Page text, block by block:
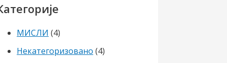
МИСЛИ (4)
Некатегоризовано (4)